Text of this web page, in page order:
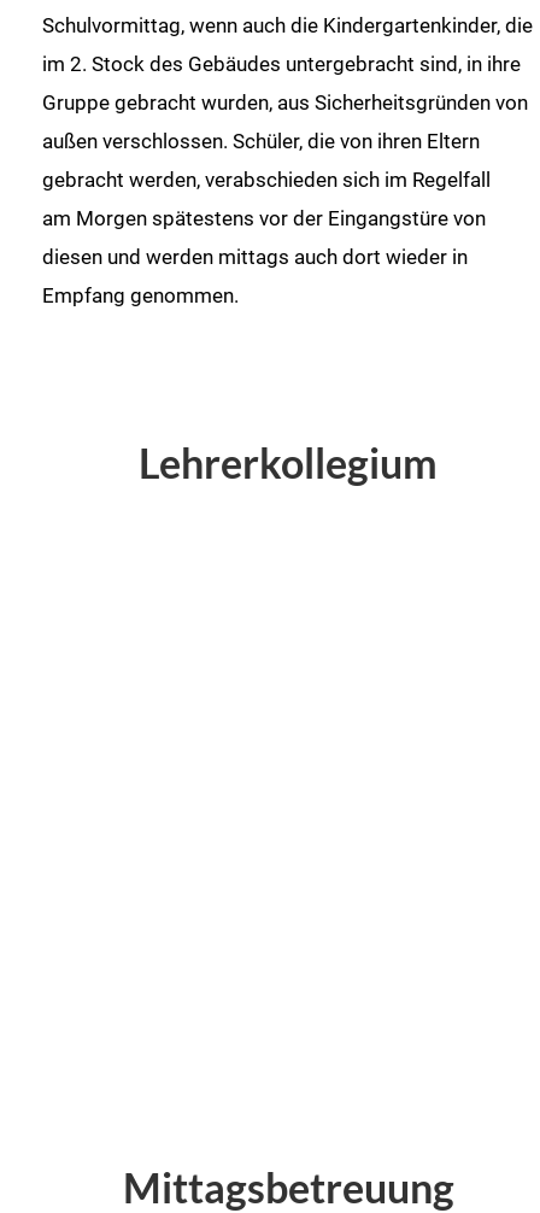
Schulvormittag, wenn auch die Kindergartenkinder, die
im 2. Stock des Gebäudes untergebracht sind, in ihre
Gruppe gebracht wurden, aus Sicherheitsgründen von
außen verschlossen. Schüler, die von ihren Eltern
gebracht werden, verabschieden sich im Regelfall
am Morgen spätestens vor der Eingangstüre von
diesen und werden mittags auch dort wieder in
Empfang genommen.
Lehrerkollegium
Mittagsbetreuung